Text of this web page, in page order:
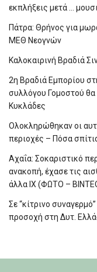
εκπλήξεις μετά …
Πάτρα: Θρήνος για
ΜΕΘ Νεογνών
Καλοκαιρινή Βραδιά
2η Βραδιά Εμπορίου
συλλόγου Γομοστού θα
Κυκλάδες
Ολοκληρώθηκαν οι
περιοχές – Πόσα
Αχαΐα: Σοκαριστικό
ανακοπή, έχασε τις
άλλα ΙΧ (ΦΩΤΟ –
Σε “κίτρινο
προσοχή στη Δυτ.